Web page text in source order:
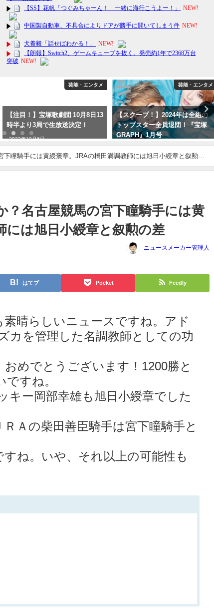
芸能・エンタメ
【注目！】宝塚歌劇団 10月8日13
時半より3局で生放送決定！
2023年10月6日
芸能・エンタメ
【スクープ！】2024年は全組の
トップスター全員退団！『宝塚
GRAPH』1月号
下瞳騎手には黄綬褒章。JRAの橋田満調教師には旭日小綬章と叙勲の
？名古屋競馬の宮下瞳騎手には黄
には旭日小綬章と叙勲の差
ニュースメーカー管理人
はてブ Pocket Feedly
晴らしいニュースですね。アド
カを管理した名調教師としての功
めでとうございます！1200勝と
すね。
キー岡部幸雄も旭日小綬章でした
Ａの柴田善臣騎手は宮下瞳騎手と
ね。いや、それ以上の可能性も